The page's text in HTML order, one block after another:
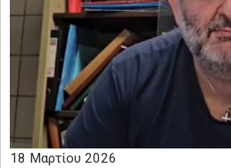
18 Μαρτίου 2026